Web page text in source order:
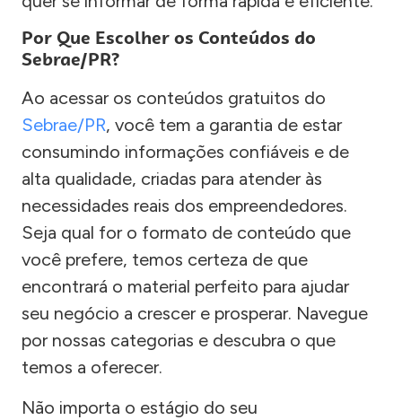
Por Que Escolher os Conteúdos do
Sebrae/PR?
Ao acessar os conteúdos gratuitos do
Sebrae/PR, você tem a garantia de estar
consumindo informações confiáveis e de
alta qualidade, criadas para atender às
necessidades reais dos empreendedores.
Seja qual for o formato de conteúdo que
você prefere, temos certeza de que
encontrará o material perfeito para ajudar
seu negócio a crescer e prosperar. Navegue
por nossas categorias e descubra o que
temos a oferecer.
Não importa o estágio do seu